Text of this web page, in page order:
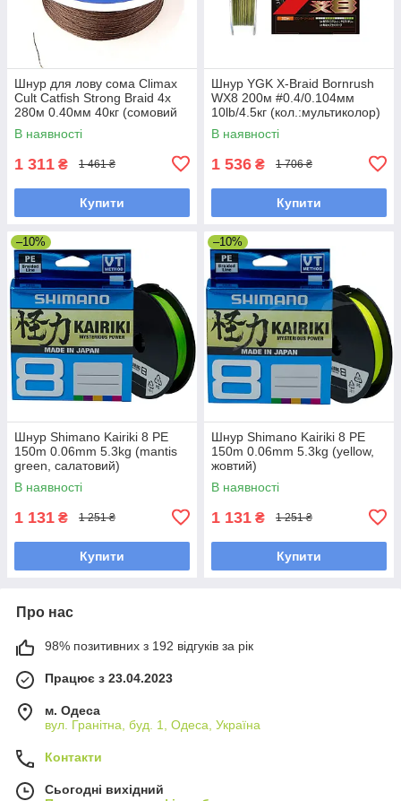
Шнур для лову сома Climax
Cult Catfish Strong Braid 4x
280м 0.40мм 40кг (сомовий
шнур)
В наявності
1 311 ₴ 1 461 ₴
Купити
Шнур YGK X-Braid Bornrush
WX8 200м #0.4/0.104мм
10lb/4.5кг (кол.:мультиколор)
В наявності
1 536 ₴ 1 706 ₴
Купити
–10%
Шнур Shimano Kairiki 8 PE
150m 0.06mm 5.3kg (mantis
green, салатовий)
В наявності
1 131 ₴ 1 251 ₴
Купити
–10%
Шнур Shimano Kairiki 8 PE
150m 0.06mm 5.3kg (yellow,
жовтий)
В наявності
1 131 ₴ 1 251 ₴
Купити
Про нас
98% позитивних з 192 відгуків за рік
Працює з 23.04.2023
м. Одеса
вул. Гранітна, буд. 1, Одеса, Україна
Контакти
Сьогодні вихідний